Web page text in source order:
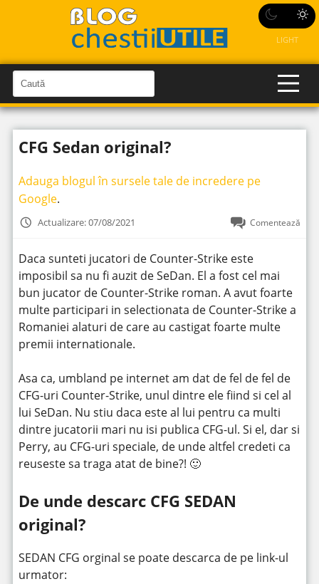
LIGHT
a
u
t
n
C
a
u
î
n
t
CFG Sedan original?
Adauga blogul în sursele tale de incredere pe
Google.
Actualizare: 07/08/2021 Comentează
Daca sunteti jucatori de Counter-Strike este
imposibil sa nu fi auzit de SeDan. El a fost cel mai
bun jucator de Counter-Strike roman. A avut foarte
multe participari in selectionata de Counter-Strike a
Romaniei alaturi de care au castigat foarte multe
premii internationale.
Asa ca, umbland pe internet am dat de fel de fel de
CFG-uri Counter-Strike, unul dintre ele fiind si cel al
lui SeDan. Nu stiu daca este al lui pentru ca multi
dintre jucatorii mari nu isi publica CFG-ul. Si el, dar si
Perry, au CFG-uri speciale, de unde altfel credeti ca
reuseste sa traga atat de bine?! 🙂
De unde descarc CFG SEDAN
original?
SEDAN CFG orginal se poate descarca de pe link-ul
urmator: